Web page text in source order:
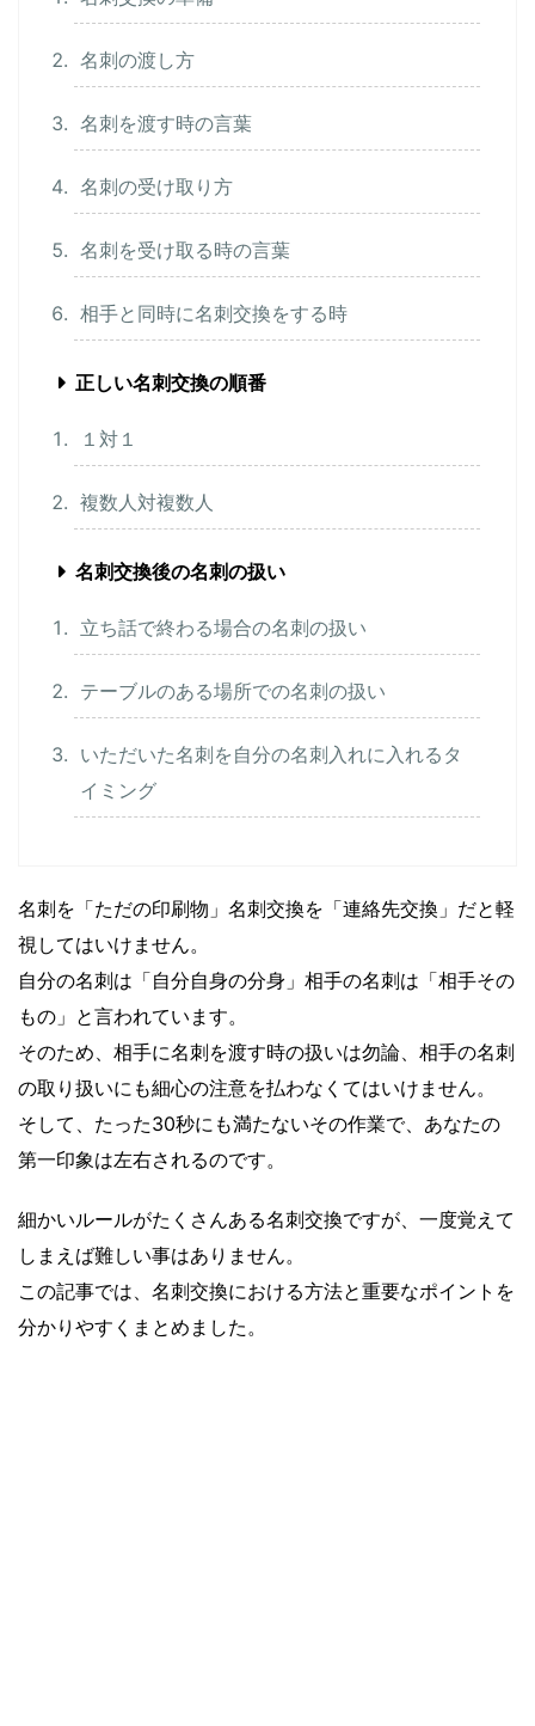
名刺の渡し方
名刺を渡す時の言葉
名刺の受け取り方
名刺を受け取る時の言葉
相手と同時に名刺交換をする時
正しい名刺交換の順番
１対１
複数人対複数人
名刺交換後の名刺の扱い
立ち話で終わる場合の名刺の扱い
テーブルのある場所での名刺の扱い
いただいた名刺を自分の名刺入れに入れるタ
イミング
名刺を「ただの印刷物」名刺交換を「連絡先交換」だと軽
視してはいけません。
自分の名刺は「自分自身の分身」相手の名刺は「相手その
もの」と言われています。
そのため、相手に名刺を渡す時の扱いは勿論、相手の名刺
の取り扱いにも細心の注意を払わなくてはいけません。
そして、たった30秒にも満たないその作業で、あなたの
第一印象は左右されるのです。
細かいルールがたくさんある名刺交換ですが、一度覚えて
しまえば難しい事はありません。
この記事では、名刺交換における方法と重要なポイントを
分かりやすくまとめました。